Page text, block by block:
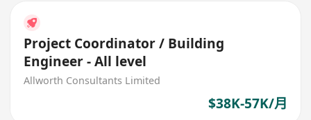
Project Coordinator / Building
Engineer - All level
Allworth Consultants Limited
$38K-57K/月